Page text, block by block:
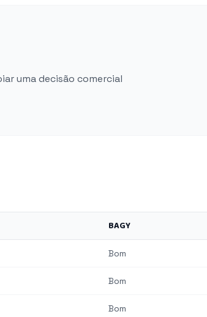
uma decisão comercial
BAGY
Bom
Bom
Bom